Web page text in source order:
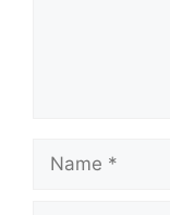
Name